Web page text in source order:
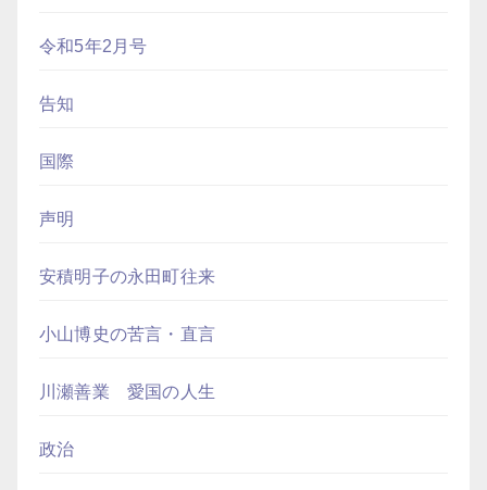
令和5年2月号
告知
国際
声明
安積明子の永田町往来
小山博史の苦言・直言
川瀬善業 愛国の人生
政治